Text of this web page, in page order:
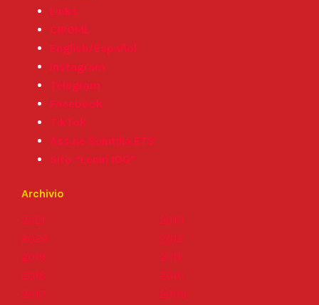
Links
CIPOML
English/Español
Instagram
Telegram
Facebook
TikTok
Ass.ne Scintilla ETS
Sito “Lenin 100”
Archivio
2021
2020
2019
2018
2017
2013
2012
2011
2010
2009